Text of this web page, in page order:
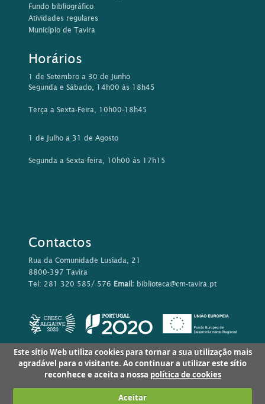
Fundo bibliográfico
Atividades regulares
Município de Tavira
Horários
1 de Setembro a 30 de Junho
Segunda e Sábado, 14h00 às 18h45
Terça a Sexta-Feira, 10h00-18h45
1 de Julho a 31 de Agosto
Segunda a Sexta-feira, 10h00 às 17h15
Contactos
Rua da Comunidade Lusíada, 21
8800-397 Tavira
Tel: 281 320 585/ 576 Email: biblioteca@cm-tavira.pt
Este sítio Web utiliza cookies para tornar a sua utilização mais
agradável para o visitante. Ao continuar a utilizar este sítio
reconhece e aceita a nossa política de cookies
Aceitar